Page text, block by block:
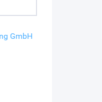
GmbH